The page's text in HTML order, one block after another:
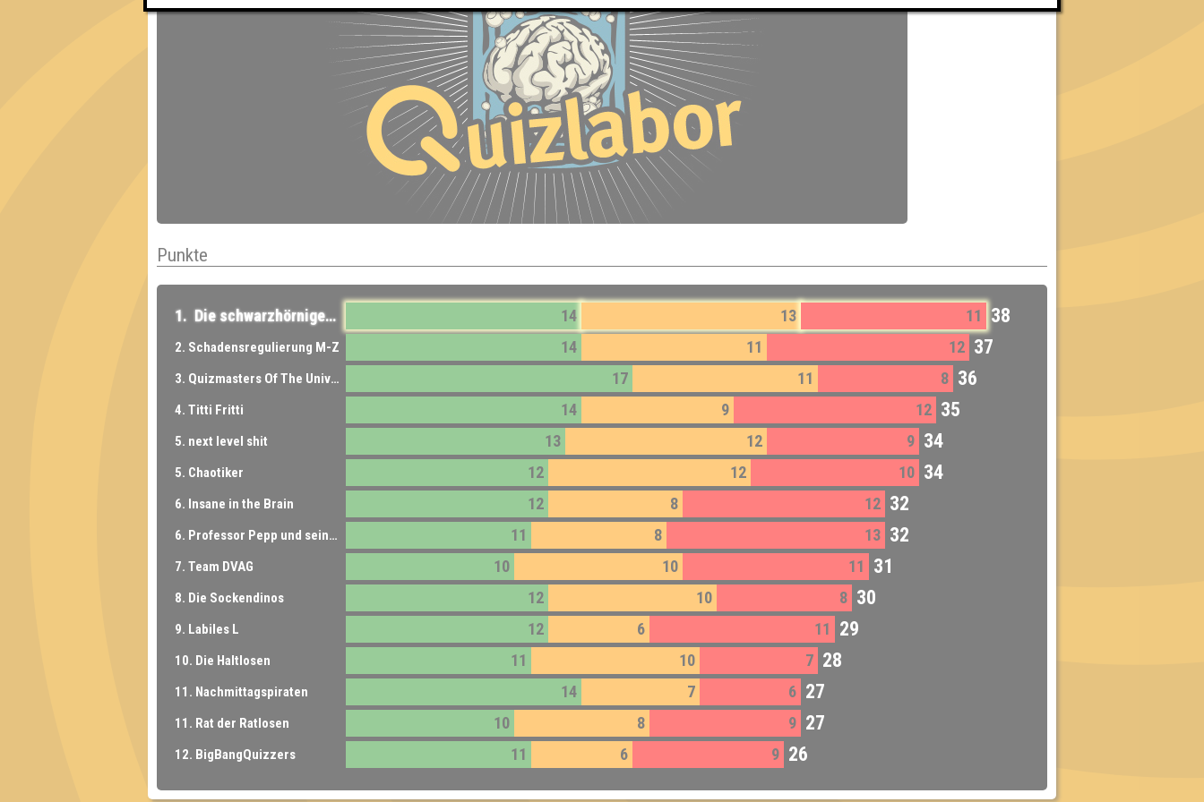
Punkte
1. Die schwarzhörnigen Totengräberkäfer 14 13 11 38
2. Schadensregulierung M-Z 14 11 12 37
3. Quizmasters Of The Universe 17 11 8 36
4. Titti Fritti 14 9 12 35
5. next level shit 13 12 9 34
5. Chaotiker 12 12 10 34
6. Insane in the Brain 12 8 12 32
6. Professor Pepp und seine Quizstudenten 11 8 13 32
7. Team DVAG 10 10 11 31
8. Die Sockendinos 12 10 8 30
9. Labiles L 12 6 11 29
10. Die Haltlosen 11 10 7 28
11. Nachmittagspiraten 14 7 6 27
11. Rat der Ratlosen 10 8 9 27
12. BigBangQuizzers 11 6 9 26